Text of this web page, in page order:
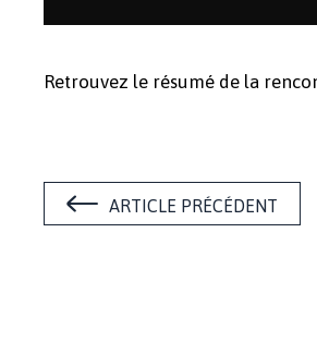
Retrouvez le résumé de la
ARTICLE PRÉCÉDENT